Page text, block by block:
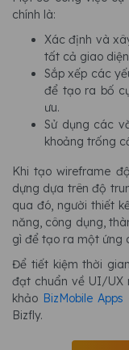
chính là:
Xác định và
tất cả giao
Sắp xếp các
để tạo ra bố
ưu.
Sử dụng các
khoảng trống
Khi tạo wireframe
dựng dựa trên độ
qua đó, người thiết
năng, công dụng,
gì để tạo ra một ứng
Để tiết kiệm thời
đạt chuẩn về UI/UX
khảo BizMobile Apps
Bizfly.